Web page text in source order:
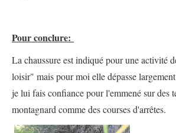
Pour conclure:
La chaussure est indiqué pour une activité
loisir" mais pour moi elle dépasse
je lui fais confiance pour l'emmené sur des
montagnard comme des courses d'arrêtes.